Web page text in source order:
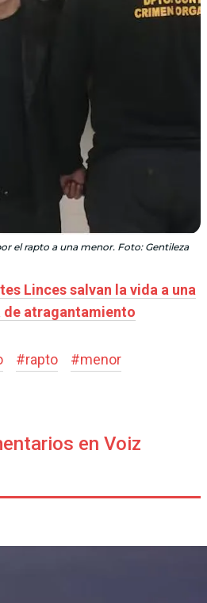
el rapto a una menor. Foto: Gentileza
Linces salvan la vida a una
de atragantamiento
#rapto #menor
en Voiz